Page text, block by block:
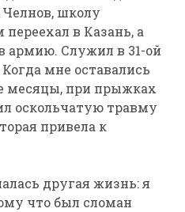
школу
в Казань, а
армию. Служил в 31-ой
мне оставались
месяцы, при прыжках
оскольчатую травму
привела к
другая жизнь: я
что был сломан